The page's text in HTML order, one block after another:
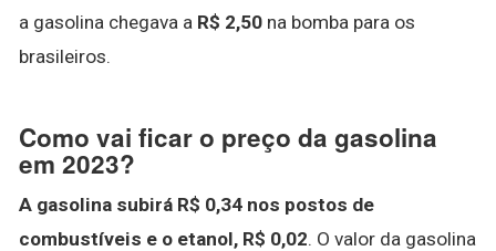
a gasolina chegava a R$ 2,50 na bomba para os
brasileiros.
Como vai ficar o preço da gasolina
em 2023?
A gasolina subirá R$ 0,34 nos postos de
combustíveis e o etanol, R$ 0,02. O valor da gasolina